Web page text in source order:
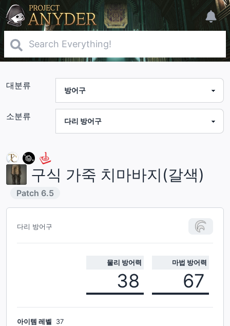
대분류
소분류
구식 가죽 치마바지(갈색)
Patch 6.5
다리 방어구
물리 방어력
38
마법 방어력
67
아이템 레벨 37